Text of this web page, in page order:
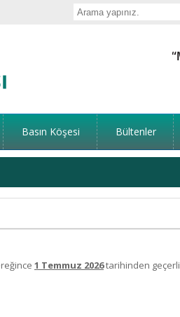
Basın Köşesi Bültenler
1 Temmuz 2026tarihinden geçerli